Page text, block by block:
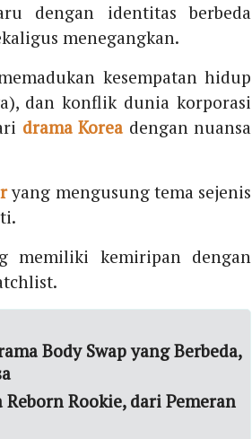
dengan identitas berbeda
menegangkan.
kesempatan hidup
dan konflik dunia korporasi
drama Korea dengan nuansa
yang mengusung tema sejenis
memiliki kemiripan dengan
Body Swap yang Berbeda,
Rookie, dari Pemeran